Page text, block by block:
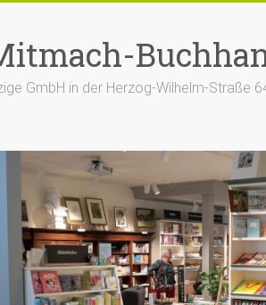
GmbH in der Herzog-Wilhelm-Straße